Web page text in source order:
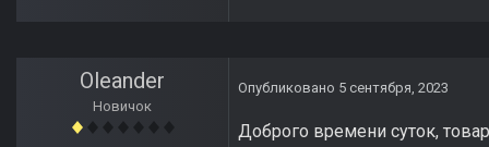
Oleander
Новичок
Опубликовано 5 сентября, 2023
Доброго времени суток,